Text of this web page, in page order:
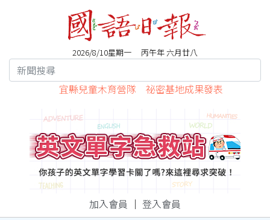
2026/8/10星期一 丙午年 六月廿八
宜縣兒童木育營隊 祕密基地成果發表
加入會員 ｜ 登入會員